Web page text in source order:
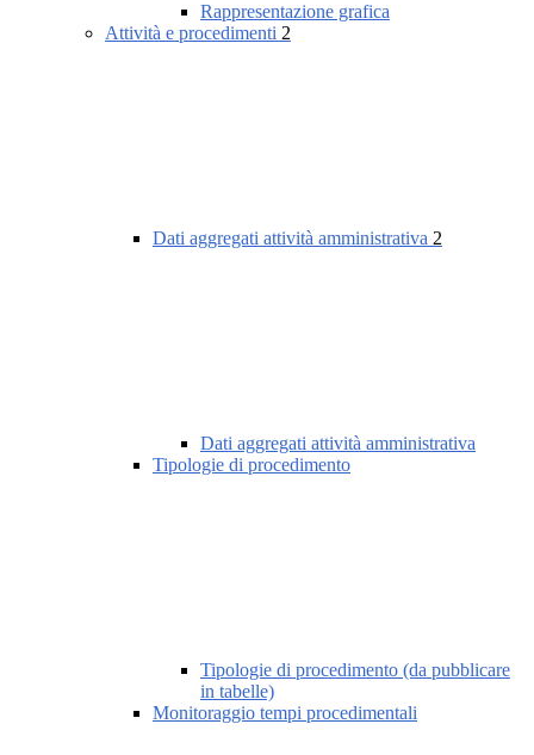
Rappresentazione grafica
Attività e procedimenti 2
Dati aggregati attività amministrativa 2
Dati aggregati attività amministrativa
Tipologie di procedimento
Tipologie di procedimento (da pubblicare
in tabelle)
Monitoraggio tempi procedimentali